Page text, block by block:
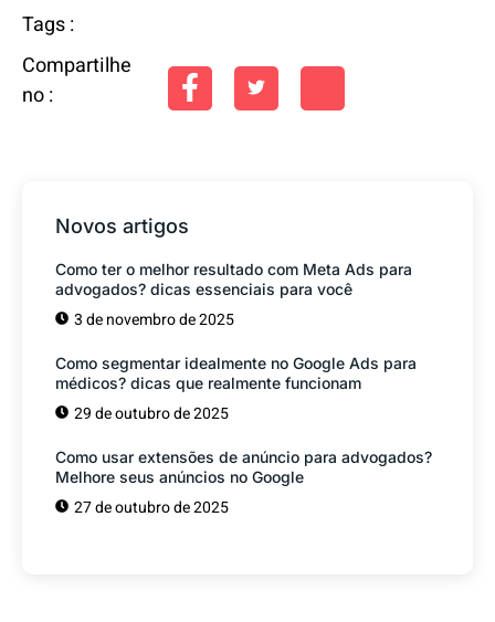
Tags :
Compartilhe
no :
Novos artigos
Como ter o melhor resultado com Meta Ads para
advogados? dicas essenciais para você
3 de novembro de 2025
Como segmentar idealmente no Google Ads para
médicos? dicas que realmente funcionam
29 de outubro de 2025
Como usar extensões de anúncio para advogados?
Melhore seus anúncios no Google
27 de outubro de 2025